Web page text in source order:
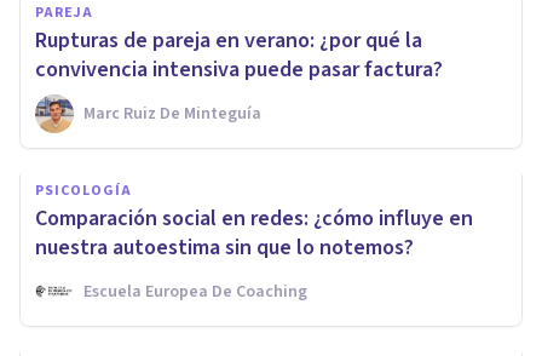
PAREJA
Rupturas de pareja en verano: ¿por qué la
convivencia intensiva puede pasar factura?
Marc Ruiz De Minteguía
PSICOLOGÍA
Comparación social en redes: ¿cómo influye en
nuestra autoestima sin que lo notemos?
Escuela Europea De Coaching